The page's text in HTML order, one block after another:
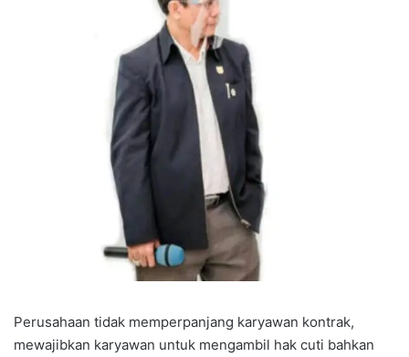
Perusahaan tidak memperpanjang karyawan kontrak,
mewajibkan karyawan untuk mengambil hak cuti bahkan